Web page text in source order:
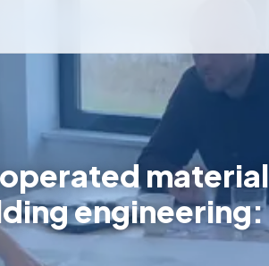
material
engineering: